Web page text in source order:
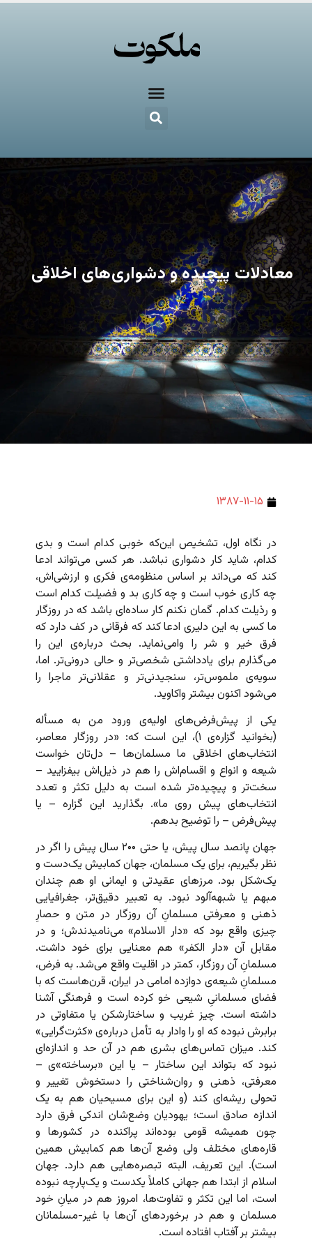
معادلات پیچیده و دشواری‌های اخلاقی
۱۳۸۷-۱۱-۱۵
در نگاه اول، تشخیص این‌که خوبی کدام است و بدی
کدام، شاید کار دشواری نباشد. هر کسی می‌تواند ادعا
کند که می‌داند بر اساس منظومه‌ی فکری و ارزشی‌اش،
چه کاری خوب است و چه کاری بد و فضیلت کدام است
و رذیلت کدام. گمان نکنم کار ساده‌ای باشد که در روزگار
ما کسی به این دلیری ادعا کند که فرقانی در کف دارد که
فرق خیر و شر را وامی‌نماید. بحث درباره‌ی این را
می‌گذارم برای یادداشتی شخصی‌تر و حالی درونی‌تر. اما،
سویه‌ی ملموس‌تر، سنجیدنی‌تر و عقلانی‌تر ماجرا را
می‌شود اکنون بیشتر واکاوید.
یکی از پیش‌فرض‌های اولیه‌ی ورود من به مسأله
(بخوانید گزاره‌ی ۱)، این است که: «در روزگار معاصر،
انتخاب‌های اخلاقی ما مسلمان‌ها – دل‌تان خواست
شیعه و انواع و اقسام‌اش را هم در ذیل‌اش بیفزایید –
سخت‌تر و پیچیده‌تر شده است به دلیل تکثر و تعدد
انتخاب‌های پیش روی ما». بگذارید این گزاره – یا
پیش‌فرض – را توضیح بدهم.
جهان پانصد سال پیش، یا حتی ۲۰۰ سال پیش را اگر در
نظر بگیریم، برای یک مسلمان، جهان کمابیش یک‌دست و
یک‌شکل بود. مرزهای عقیدتی و ایمانی او هم چندان
مبهم یا شبهه‌آلود نبود. به تعبیر دقیق‌تر، جغرافیایی
ذهنی و معرفتی مسلمانِ آن روزگار در متن و حصارِ
چیزی واقع بود که «دار الاسلام» می‌نامیدندش؛ و در
مقابل آن «دار الکفر» هم معنایی برای خود داشت.
مسلمانِ آن روزگار، کمتر در اقلیت واقع می‌شد. به فرض،
مسلمانِ شیعه‌ی دوازده‌ امامی در ایران،‌ قرن‌هاست که با
فضای مسلمانیِ شیعی خو کرده است و فرهنگی آشنا
داشته است. چیز غریب و ساختارشکن یا متفاوتی در
برابرش نبوده که او را وادار به تأمل درباره‌ی «کثرت‌گرایی»
کند. میزان تماس‌های بشری هم در آن حد و اندازه‌ای
نبود که بتواند این ساختار – یا این «برساخته»ی –
معرفتی، ذهنی و روان‌شناختی را دستخوش تغییر و
تحولی ریشه‌ای کند (و این برای مسیحیان هم به یک
اندازه صادق است؛ یهودیان وضع‌شان اندکی فرق دارد
چون همیشه قومی بوده‌اند پراکنده در کشورها و
قاره‌های مختلف ولی وضع آن‌ها هم کمابیش همین
است). این تعریف، البته تبصر‌ه‌هایی هم دارد. جهان
اسلام از ابتدا هم جهانی کاملاً یکدست و یک‌پارچه نبوده
است، اما این تکثر و تفاوت‌ها،‌ امروز هم در میانِ خود
مسلمان و هم در برخوردهای آن‌ها با غیر-مسلمانان
بیشتر بر آفتاب افتاده است.